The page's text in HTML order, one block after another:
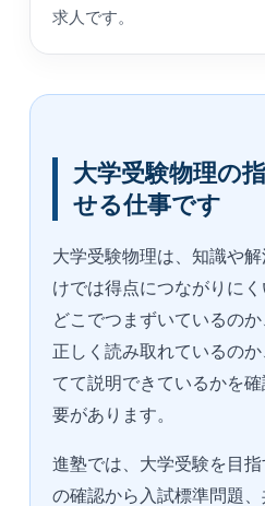
求人です。
大学受験物理の
せる仕事です
大学受験物理は、知識や
けでは得点につながりに
どこでつまずいているの
正しく読み取れているの
てて説明できているかを
要があります。
進塾では、大学受験を目
の確認から入試標準問題